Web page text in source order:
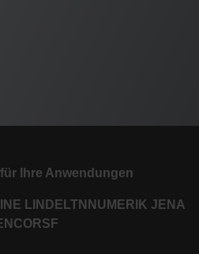
Ihre Anwendungen
LINDE LTN NUMERIK JENA
RSF